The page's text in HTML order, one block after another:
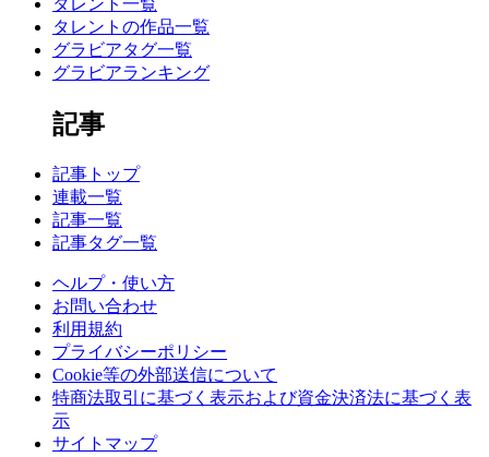
タレント一覧
タレントの作品一覧
グラビアタグ一覧
グラビアランキング
記事
記事トップ
連載一覧
記事一覧
記事タグ一覧
ヘルプ・使い方
お問い合わせ
利用規約
プライバシーポリシー
Cookie等の外部送信について
特商法取引に基づく表示および資金決済法に基づく表
示
サイトマップ